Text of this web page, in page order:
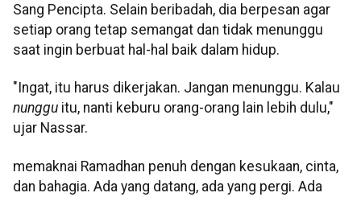
Sang Pencipta. Selain beribadah, dia berpesan agar
setiap orang tetap semangat dan tidak menunggu
saat ingin berbuat hal-hal baik dalam hidup.
"Ingat, itu harus dikerjakan. Jangan menunggu. Kalau
nunggu itu, nanti keburu orang-orang lain lebih dulu,"
ujar Nassar.
memaknai Ramadhan penuh dengan kesukaan, cinta,
dan bahagia. Ada yang datang, ada yang pergi. Ada